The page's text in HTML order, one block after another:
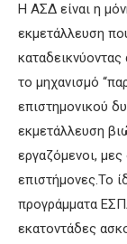
Η ΑΣΔ είναι η
εκμετάλλευση
το μηχανισμό
επιστημονικού
εκμετάλλευση
εργαζόμενοι,
επιστήμονες.Το
προγράμματα
εκατοντάδες